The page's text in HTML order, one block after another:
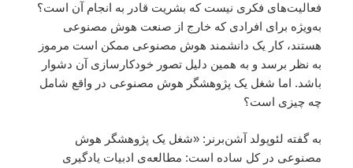
فعالیت‌های فکری نیست که بشریت قادر به انجام آن است؟
به‌ویژه برای افرادی که خارج از صنعت هوش مصنوعی
هستند، کار یک دانشمند هوش مصنوعی ممکن است مرموز
به نظر برسد و به همین دلیل تصور خودکارسازی آن دشوار
باشد. اما شغل یک پژوهشگر هوش مصنوعی در واقع شامل
چه چیزی است؟
به گفته لئوپولد آشن‌برنر: «شغل یک پژوهشگر هوش
مصنوعی در کل ساده است: مطالعه‌ی ادبیات یادگیری